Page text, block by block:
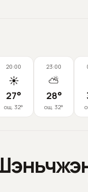
20:00
☀️
27°
ощ. 32°
23:00
⛅
28°
ощ. 32°